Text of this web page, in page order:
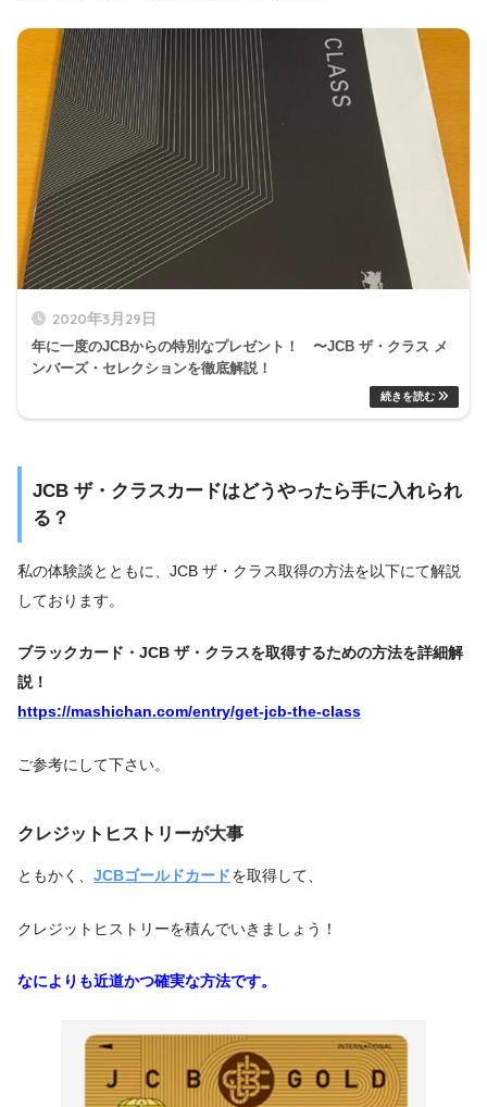
2020年3月29日
年に一度のJCBからの特別なプレゼント！ 〜JCB ザ・クラス メ
ンバーズ・セレクションを徹底解説！
JCB ザ・クラスカードはどうやったら手に入れられ
る？
私の体験談とともに、JCB ザ・クラス取得の方法を以下にて解説
しております。
ブラックカード・JCB ザ・クラスを取得するための方法を詳細解
説！
https://mashichan.com/entry/get-jcb-the-class
ご参考にして下さい。
クレジットヒストリーが大事
ともかく、 JCBゴールドカードを取得して、
クレジットヒストリーを積んでいきましょう！
なによりも近道かつ確実な方法です。